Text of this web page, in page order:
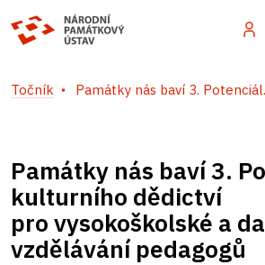
Točník Památky nás baví 3.
Památky nás baví 3.
kulturního dědictví
pro vysokoškolské a
vzdělávání pedagogů